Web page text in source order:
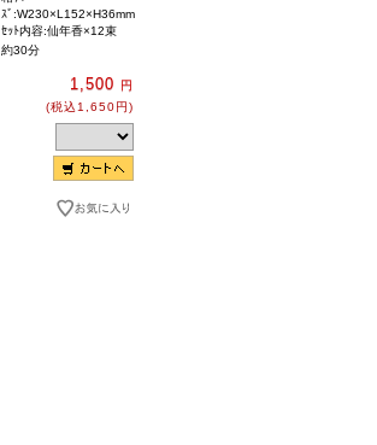
ｽﾞ:W230×L152×H36mm
ｾｯﾄ内容:仙年香×12束
約30分
1,500
円
(税込1,650円)